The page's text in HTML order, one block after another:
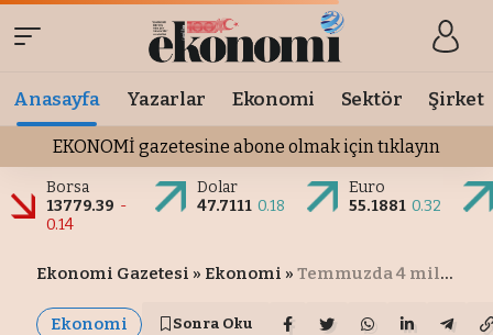
Anasayfa Yazarlar Ekonomi Sektör Şirket
EKONOMİ gazetesine abone olmak için tıklayın
Borsa
13779.39 -
0.14
Dolar
47.7111 0.18
Euro
55.1881 0.32
Ekonomi Gazetesi » Ekonomi »Temmuzda 4 milyon varil petrol, 288 milyon metreküp doğal gaz üretildi
Ekonomi Sonra Oku